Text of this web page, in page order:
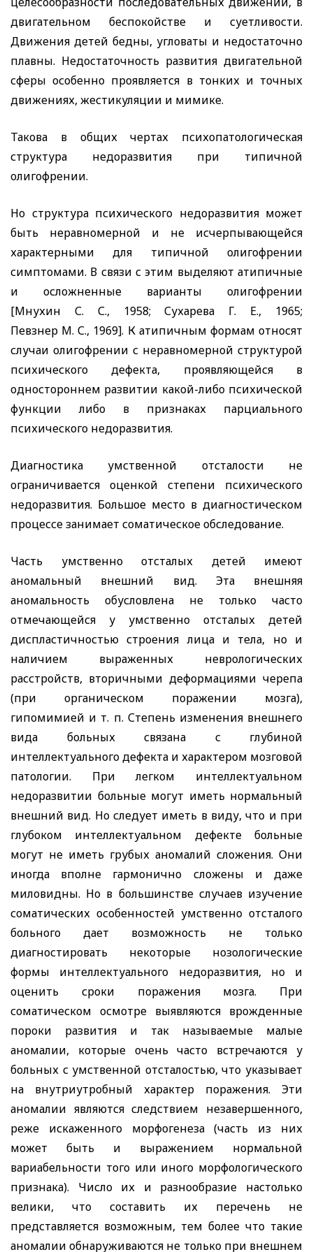
двигательном беспокойстве и суетливости.
Движения детей бедны, угловаты и недостаточно
плавны. Недостаточность развития двигательной
сферы особенно проявляется в тонких и точных
движениях, жестикуляции и мимике.
Такова в общих чертах психопатологическая
структура недоразвития при типичной
олигофрении.
Но структура психического недоразвития может
быть неравномерной и не исчерпывающейся
характерными для типичной олигофрении
симптомами. В связи с этим выделяют атипичные
и осложненные варианты олигофрении
[Мнухин С. С., 1958; Сухарева Г. Е., 1965;
Певзнер М. С., 1969]. К атипичным формам относят
случаи олигофрении с неравномерной структурой
психического дефекта, проявляющейся в
одностороннем развитии какой-либо психической
функции либо в признаках парциального
психического недоразвития.
Диагностика умственной отсталости не
ограничивается оценкой степени психического
недоразвития. Большое место в диагностическом
процессе занимает соматическое обследование.
Часть умственно отсталых детей имеют
аномальный внешний вид. Эта внешняя
аномальность обусловлена не только часто
отмечающейся у умственно отсталых детей
диспластичностью строения лица и тела, но и
наличием выраженных неврологических
расстройств, вторичными деформациями черепа
(при органическом поражении мозга),
гипомимией и т. п. Степень изменения внешнего
вида больных связана с глубиной
интеллектуального дефекта и характером мозговой
патологии. При легком интеллектуальном
недоразвитии больные могут иметь нормальный
внешний вид. Но следует иметь в виду, что и при
глубоком интеллектуальном дефекте больные
могут не иметь грубых аномалий сложения. Они
иногда вполне гармонично сложены и даже
миловидны. Но в большинстве случаев изучение
соматических особенностей умственно отсталого
больного дает возможность не только
диагностировать некоторые нозологические
формы интеллектуального недоразвития, но и
оценить сроки поражения мозга. При
соматическом осмотре выявляются врожденные
пороки развития и так называемые малые
аномалии, которые очень часто встречаются у
больных с умственной отсталостью, что указывает
на внутриутробный характер поражения. Эти
аномалии являются следствием незавершенного,
реже искаженного морфогенеза (часть из них
может быть и выражением нормальной
вариабельности того или иного морфологического
признака). Число их и разнообразие настолько
велики, что составить их перечень не
представляется возможным, тем более что такие
аномалии обнаруживаются не только при внешнем